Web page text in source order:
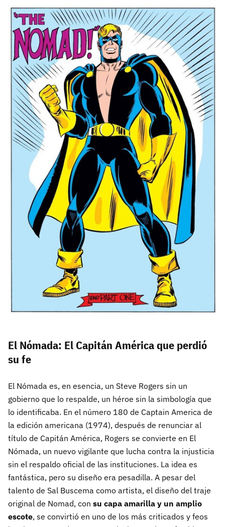
El Nómada: El Capitán América que perdió
su fe
El Nómada es, en esencia, un Steve Rogers sin un
gobierno que lo respalde, un héroe sin la simbología que
lo identificaba. En el número 180 de Captain America de
la edición americana (1974), después de renunciar al
título de Capitán América, Rogers se convierte en El
Nómada, un nuevo vigilante que lucha contra la injusticia
sin el respaldo oficial de las instituciones. La idea es
fantástica, pero su diseño era pesadilla. A pesar del
talento de Sal Buscema como artista, el diseño del traje
original de Nomad, con su capa amarilla y un amplio
escote, se convirtió en uno de los más criticados y feos